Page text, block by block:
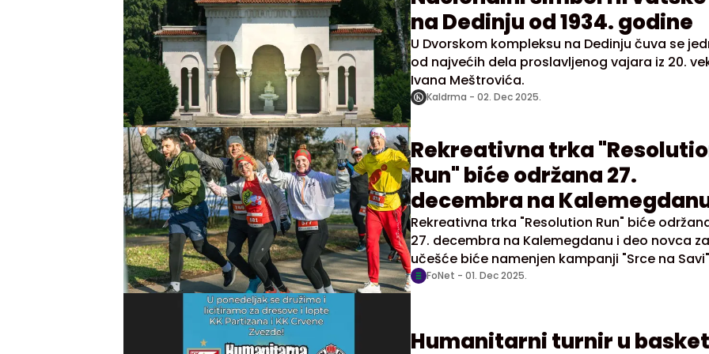
na Dedinju od 1934. godine
U Dvorskom kompleksu na Dedinju čuva se
od najvećih dela proslavljenog vajara iz 20.
Ivana Meštrovića.
Kaldrma - 02. Dec 2025.
Rekreativna trka
Run" biće održana 27.
decembra na
deo novca za učešće biće
namenjen kampanji "Srce na
Savi", posvećenoj opstanku
veslačkog kluba u Srbiji,
Rekreativna trka "Resolution Run" biće
27. decembra na Kalemegdanu i deo novca za
učešće biće namenjen kampanji "Srce na
posvećenoj opstanku jedinog univerzitetskog
FoNet - 01. Dec 2025.
Humanitarni turnir u